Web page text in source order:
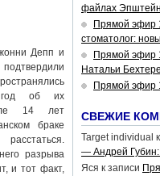
Депп и
об их
14 лет
браке
разрыва
и тот факт,
файлах
Прямой эфир
стоматолог:
Прямой эфир
Натальи
Прямой эфир
СВЕЖИЕ
Target individual
— Андрей
Яся к записи